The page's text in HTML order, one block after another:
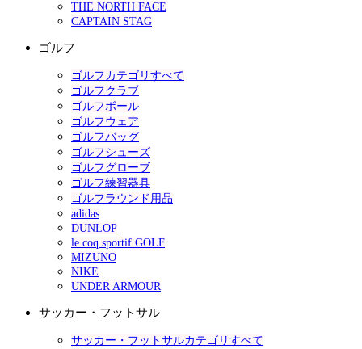
THE NORTH FACE
CAPTAIN STAG
ゴルフ
ゴルフカテゴリすべて
ゴルフクラブ
ゴルフボール
ゴルフウェア
ゴルフバッグ
ゴルフシューズ
ゴルフグローブ
ゴルフ練習器具
ゴルフラウンド用品
adidas
DUNLOP
le coq sportif GOLF
MIZUNO
NIKE
UNDER ARMOUR
サッカー・フットサル
サッカー・フットサルカテゴリすべて